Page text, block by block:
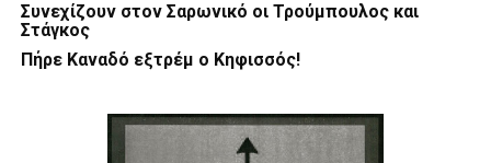
Συνεχίζουν στον Σαρωνικό οι Τρούμπουλος και
Στάγκος
Πήρε Καναδό εξτρέμ ο Κηφισσός!